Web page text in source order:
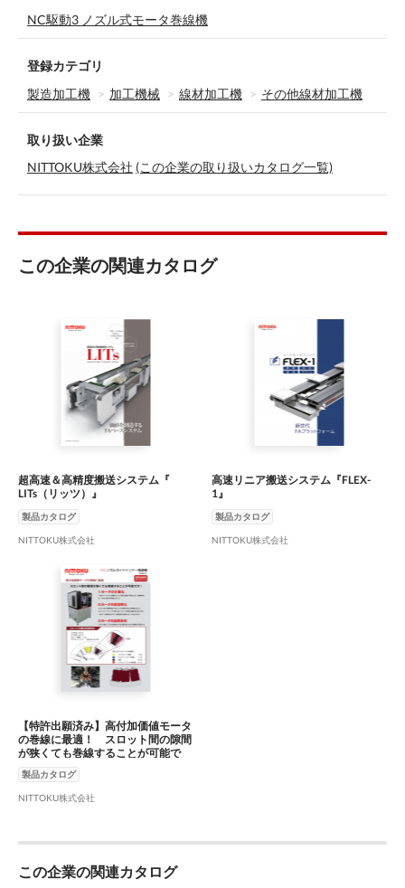
NC駆動3 ノズル式モータ巻線機
登録カテゴリ
製造加工機
加工機械 線材加工機 その他線材加工機
取り扱い企業
NITTOKU株式会社 (この企業の取り扱いカタログ一覧)
この企業の関連カタログ
超高速＆高精度搬送システム『
LITs（リッツ）』
製品カタログ
NITTOKU株式会社
高速リニア搬送システム『FLEX-
1』
製品カタログ
NITTOKU株式会社
【特許出願済み】高付加価値モータ
の巻線に最適！ スロット間の隙間
が狭くても巻線することが可能で
す！ ノズルガイドインナー巻線
機 GWM-01
製品カタログ
NITTOKU株式会社
この企業の関連カタログ